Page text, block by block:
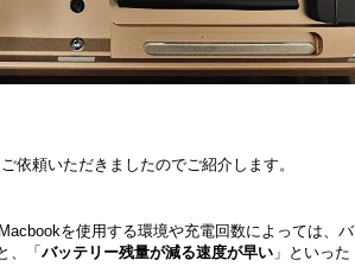
依頼いただきましたのでご紹介します。
を使用する環境や充電回数によっては、バ
、「バッテリー残量が減る速度が早い 」といった